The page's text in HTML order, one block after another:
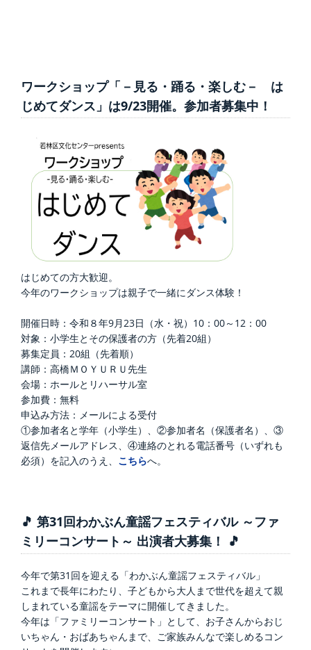
ワークショップ「－見る・踊る・楽しむ－ は
じめてダンス」は9/23開催。参加者募集中！
はじめての方大歓迎。
今年のワークショップは親子で一緒にダンス体験！
開催日時：令和８年9月23日（水・祝）10：00～12：00
対象：小学生とその保護者の方（先着20組）
募集定員：20組（先着順）
講師：高橋ＭＯＹＵＲＵ先生
会場：ホールとリハーサル室
参加費：無料
申込み方法：メールによる受付
①参加者名と学年（小学生）、②参加者名（保護者名）、③
返信先メールアドレス、④連絡のとれる電話番号（いずれも
必須）を記入のうえ、 こちらへ。
🎵 第31回わかぶん童謡フェスティバル ～ファ
ミリーコンサート～ 出演者大募集！ 🎵
今年で第31回を迎える「わかぶん童謡フェスティバル」
これまで長年にわたり、子どもから大人まで世代を超えて親
しまれている童謡をテーマに開催してきました。
今年は「ファミリーコンサート」として、お子さんからおじ
いちゃん・おばあちゃんまで、ご家族みんなで楽しめるコン